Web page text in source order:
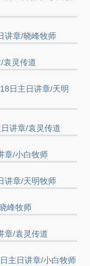
讲章/晓峰牧师
灵传道
日主日讲章/天明
讲章/袁灵传道
章/小白牧师
讲章/天明牧师
峰牧师
章/袁灵传道
主日讲章/小白牧师